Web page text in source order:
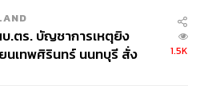
ออำลาสโมสรตามคล็อปป์ไป
.ตร. บัญชาการเหตุยิง
ยนเทพศิรินทร์ นนทบุรี สั่ง
1.5K